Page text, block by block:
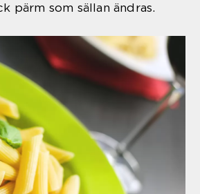
pärm som sällan ändras.